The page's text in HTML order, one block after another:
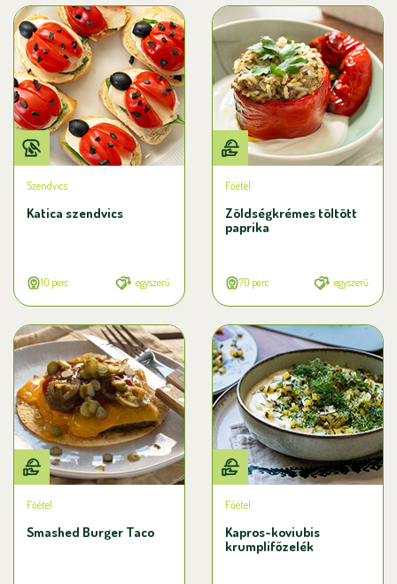
Szendvics
Katica szendvics
10 perc egyszerű
Főétel
Zöldségkrémes töltött
paprika
70 perc egyszerű
Főétel
Smashed Burger Taco
Főétel
Kapros-koviubis
krumplifőzelék